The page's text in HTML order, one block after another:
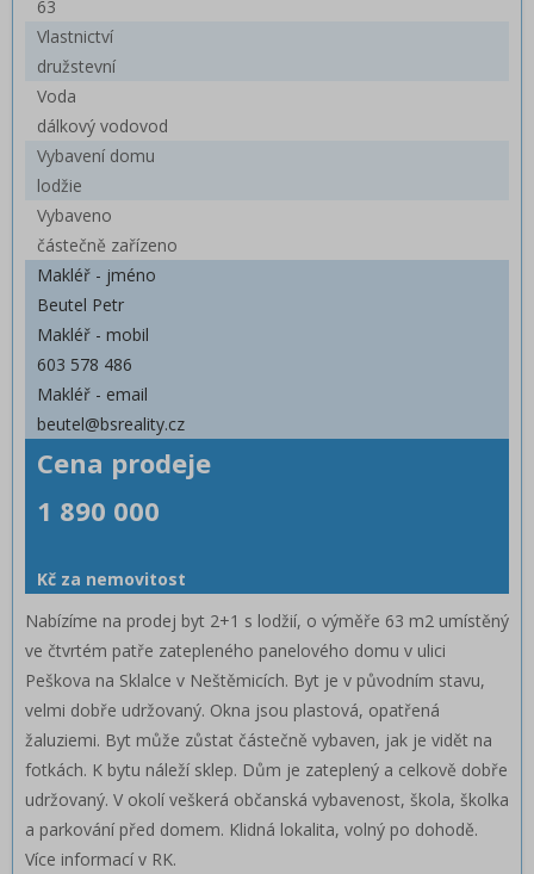
63
Vlastnictví
družstevní
Voda
dálkový vodovod
Vybavení domu
lodžie
Vybaveno
částečně zařízeno
Makléř - jméno
Beutel Petr
Makléř - mobil
603 578 486
Makléř - email
beutel@bsreality.cz
Cena prodeje
1 890 000
Kč za nemovitost
Nabízíme na prodej byt 2+1 s lodžií, o výměře 63 m2 umístěný
ve čtvrtém patře zatepleného panelového domu v ulici
Peškova na Sklalce v Neštěmicích. Byt je v původním stavu,
velmi dobře udržovaný. Okna jsou plastová, opatřená
žaluziemi. Byt může zůstat částečně vybaven, jak je vidět na
fotkách. K bytu náleží sklep. Dům je zateplený a celkově dobře
udržovaný. V okolí veškerá občanská vybavenost, škola, školka
a parkování před domem. Klidná lokalita, volný po dohodě.
Více informací v RK.